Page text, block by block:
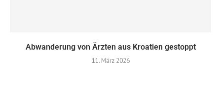
Abwanderung von Ärzten aus Kroatien gestoppt
11. März 2026